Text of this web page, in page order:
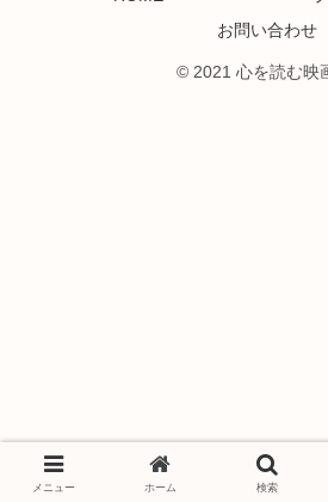
お問い合わせ
© 2021 心を読む映
メニュー ホーム 検索